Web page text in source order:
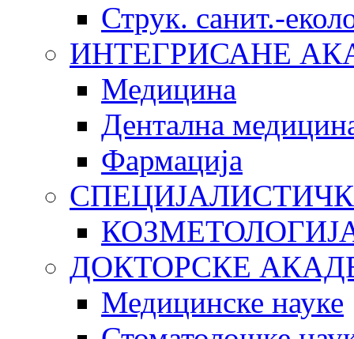
Струк. санит.-
ИНТЕГРИСАНЕ
Медицина
Дентална
Фармација
ДОКТОРСКЕ
Медицинске науке